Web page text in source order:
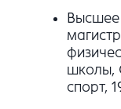
Высшее
школы,
спорт,